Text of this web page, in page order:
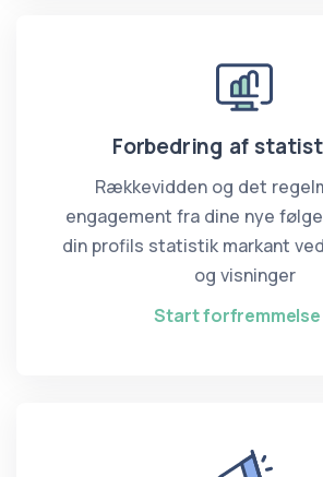
Forbedring af
Rækkevidden og det
engagement fra dine nye
din profils statistik markant
og visninger
Start forfremmelse